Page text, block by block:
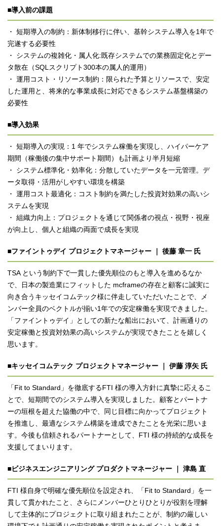
■導入前の課題
・ 短期導入の制約：新体制移行に伴い、基幹システム導入を1年で
完遂する必要性
・ システムの複雑化・属人化:既存システムでの業務固定化とデー
タ散在（SQLスクリプト300本の属人的運用）
・ 運用コスト・リソース制約：限られた予算とリソースで、安定
した運用と、将来的な事業成長に対応できるシステム基盤構築の
必要性
■導入効果
・ 短期導入の実現：1 年でシステム稼働を実現し、ハイパーケア
期間（稼働後の集中サポート期間）も計画より半月短縮
・ システム標準化・効率化：分散していたデータを一元管理。デ
ータ取得・活用がしやすい環境を構築
・ 運用コスト最適化：コスト制約を満たした投資対効果の高いシ
ステムを実現
・ 組織力向上：プロジェクトを通じて関係者の視点・視野・視座
が向上し、個人と組織の両面で成長を実現
■ファイントゥデイ プロジェクトマネージャー ｜ 後藤 章一 氏
TSA という制約下で一貫した優先順位のもと導入を進めるなか
で、日本の製造業にフィットした mcframeの存在と顧客に誠実に
向き合うキッセイコムテック様に伴走していただいたことで、メ
ンバー全員のベクトルが揃い1年での安定稼働を実現できました。
「ファイントゥデイ」としての新たな船出において、計画通りの
安定稼働と投資対効果の高いシステムが実現できたことを嬉しく
思います。
■キッセイコムテック プロジェクトマネージャー ｜ 伊藤 淳矢 氏
「Fit to Standard」を徹底するFTI 様の導入方針に真摯に応えるこ
とで、短期間でのシステム導入を実現しました。顧客とパートナ
ーの垣根を超えた協働の中で、同じ目標に向かってプロジェクト
を推進し、最適なシステム構築を達成できたことを光栄に思いま
す。今後も信頼されるパートナーとして、FTI 様の持続的な成長を
支援してまいります。
■ビジネスエンジニアリング プロダクトマネージャー ｜ 津島 直
FTI 様自身で明確な優先順位を設定され、「Fit to Standard」を一
貫して貫かれたこと、さらにメンバーひとりひとりが役割を理解
して主体的にプロジェクトに取り組まれたことが、制約の厳しい